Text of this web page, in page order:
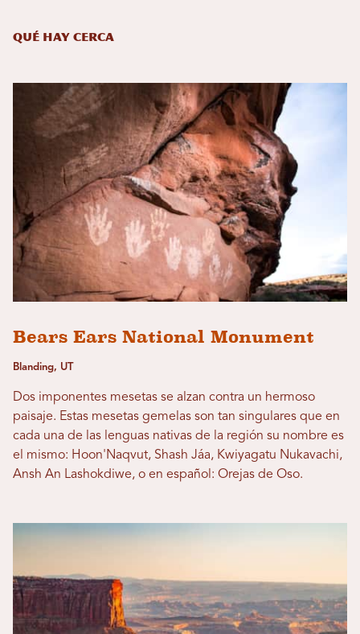
Qué hay cerca
Bears Ears National Monument
Blanding, UT
Dos imponentes mesetas se alzan contra un hermoso
paisaje. Estas mesetas gemelas son tan singulares que en
cada una de las lenguas nativas de la región su nombre es
el mismo: Hoon'Naqvut, Shash Jáa, Kwiyagatu Nukavachi,
Ansh An Lashokdiwe, o en español: Orejas de Oso.